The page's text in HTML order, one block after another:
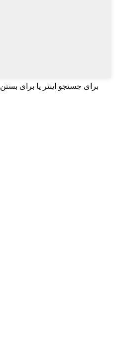
برای جستجو اینتر یا برای بستن